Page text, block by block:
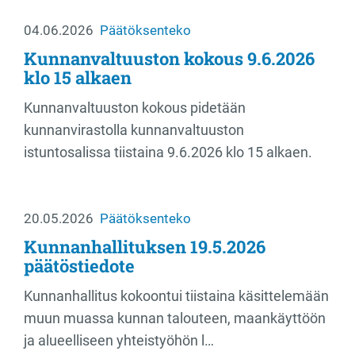
04.06.2026 Päätöksenteko
Kunnanvaltuuston kokous 9.6.2026
klo 15 alkaen
Kunnanvaltuuston kokous pidetään
kunnanvirastolla kunnanvaltuuston
istuntosalissa tiistaina 9.6.2026 klo 15 alkaen.
20.05.2026 Päätöksenteko
Kunnanhallituksen 19.5.2026
päätöstiedote
Kunnanhallitus kokoontui tiistaina käsittelemään
muun muassa kunnan talouteen, maankäyttöön
ja alueelliseen yhteistyöhön l…